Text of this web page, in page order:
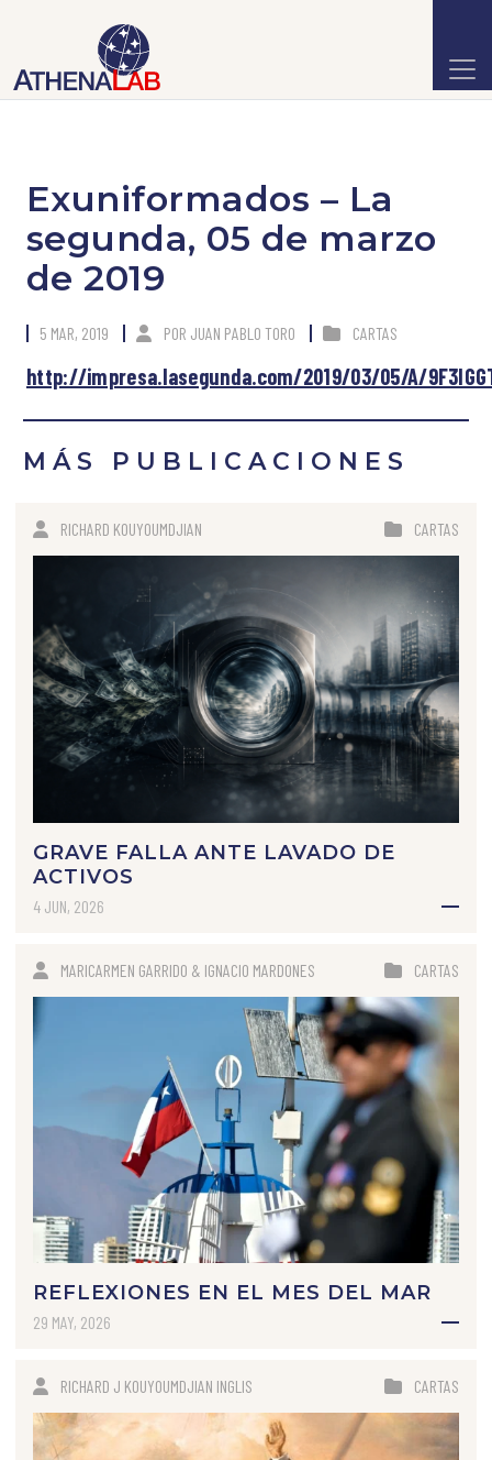
Exuniformados – La
segunda, 05 de marzo
de 2019
5 MAR, 2019 POR JUAN PABLO TORO CARTAS
http://impresa.lasegunda.com/2019/03/05/A/
MÁS PUBLICACIONES
RICHARD KOUYOUMDJIAN CARTAS
GRAVE FALLA ANTE LAVADO DE
ACTIVOS
4 JUN, 2026
MARICARMEN GARRIDO & IGNACIO MARDONES CARTAS
REFLEXIONES EN EL MES DEL MAR
29 MAY, 2026
RICHARD J KOUYOUMDJIAN INGLIS CARTAS